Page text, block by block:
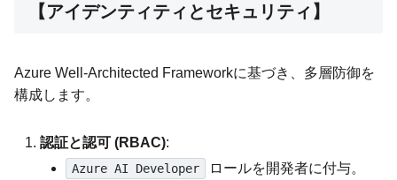
【アイデンティティとセキュリティ】
Azure Well-Architected Frameworkに基づき、多層防御を
構成します。
認証と認可 (RBAC):
Azure AI Developer
ロールを開発者に付与。